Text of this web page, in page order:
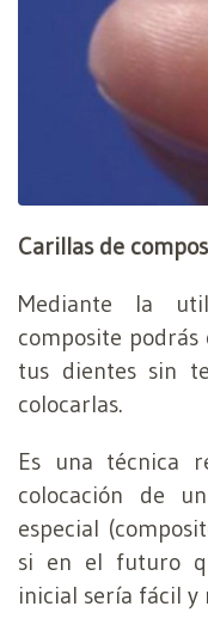
Carillas de
Mediante la
composite
tus dientes sin
colocarlas.
Es una técnica
colocación de
especial
si en el futuro
inicial sería fácil y